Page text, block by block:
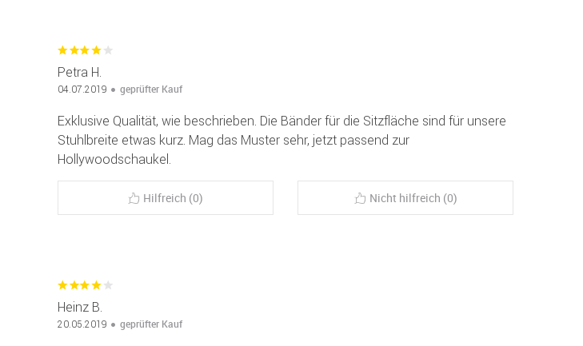
Petra H.
04.07.2019 geprüfter Kauf
Exklusive Qualität, wie beschrieben. Die Bänder für die Sitzfläche sind für unsere
Stuhlbreite etwas kurz. Mag das Muster sehr, jetzt passend zur
Hollywoodschaukel.
Hilfreich (0) Nicht hilfreich (0)
Heinz B.
20.05.2019 geprüfter Kauf